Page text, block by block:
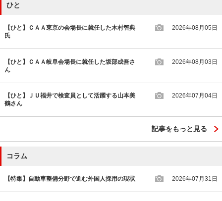
ひと
【ひと】ＣＡＡ東京の会場長に就任した木村智典
氏
2026年08月05日
【ひと】ＣＡＡ岐阜会場長に就任した坂部成吾さ
ん
2026年08月03日
【ひと】ＪＵ福井で検査員として活躍する山本美
鶴さん
2026年07月04日
記事をもっと見る
コラム
【特集】自動車整備分野で進む外国人採用の現状 2026年07月31日